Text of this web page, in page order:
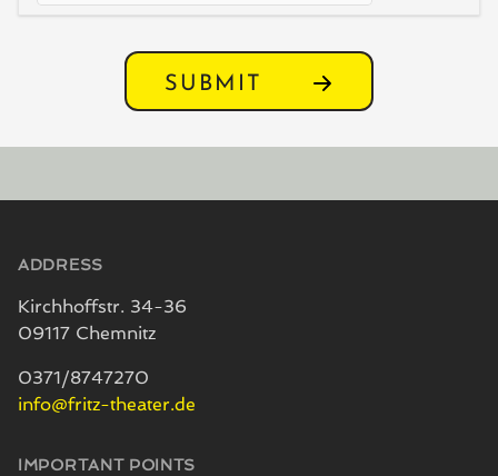
SUBMIT
ADDRESS
Kirchhoffstr. 34-36
09117 Chemnitz
0371/8747270
info@fritz-theater.de
IMPORTANT POINTS